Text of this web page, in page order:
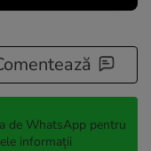
de WhatsApp pentru
informații